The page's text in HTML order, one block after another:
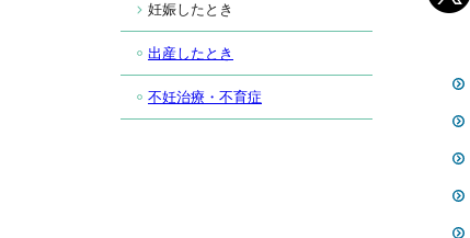
妊娠したとき
出産したとき
不妊治療・不育症